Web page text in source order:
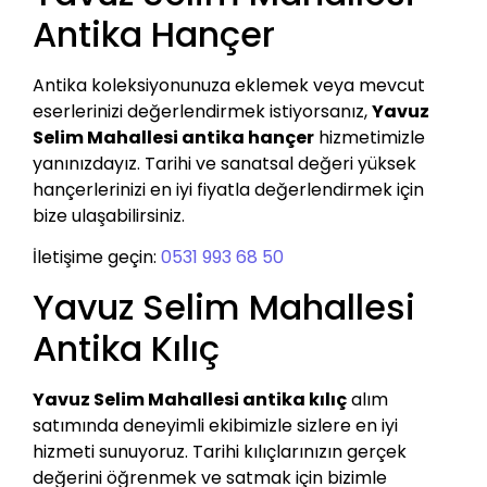
Antika Hançer
Antika koleksiyonunuza eklemek veya mevcut
eserlerinizi değerlendirmek istiyorsanız,Yavuz
Selim Mahallesi antika hançer hizmetimizle
yanınızdayız. Tarihi ve sanatsal değeri yüksek
hançerlerinizi en iyi fiyatla değerlendirmek için
bize ulaşabilirsiniz.
İletişime geçin: 0531 993 68 50
Yavuz Selim Mahallesi
Antika Kılıç
Yavuz Selim Mahallesi antika kılıçalım
satımında deneyimli ekibimizle sizlere en iyi
hizmeti sunuyoruz. Tarihi kılıçlarınızın gerçek
değerini öğrenmek ve satmak için bizimle